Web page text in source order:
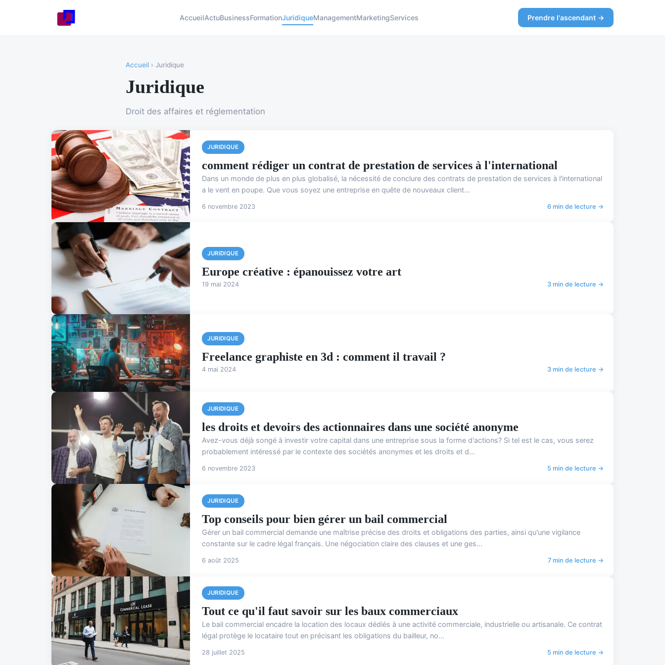
AccueilActuBusinessFormationJuridiqueManagementMarketingServices Prendre l'ascendant →
Accueil › Juridique
Juridique
Droit des affaires et réglementation
JURIDIQUE
comment rédiger un contrat de prestation de services à l'international
Dans un monde de plus en plus globalisé, la nécessité de conclure des contrats de prestation de services à l'international
a le vent en poupe. Que vous soyez une entreprise en quête de nouveaux client...
6 novembre 2023 6 min de lecture →
JURIDIQUE
Europe créative : épanouissez votre art
19 mai 2024 3 min de lecture →
JURIDIQUE
Freelance graphiste en 3d : comment il travail ?
4 mai 2024 3 min de lecture →
JURIDIQUE
les droits et devoirs des actionnaires dans une société anonyme
Avez-vous déjà songé à investir votre capital dans une entreprise sous la forme d'actions? Si tel est le cas, vous serez
probablement intéressé par le contexte des sociétés anonymes et les droits et d...
6 novembre 2023 5 min de lecture →
JURIDIQUE
Top conseils pour bien gérer un bail commercial
Gérer un bail commercial demande une maîtrise précise des droits et obligations des parties, ainsi qu'une vigilance
constante sur le cadre légal français. Une négociation claire des clauses et une ges...
6 août 2025 7 min de lecture →
JURIDIQUE
Tout ce qu'il faut savoir sur les baux commerciaux
Le bail commercial encadre la location des locaux dédiés à une activité commerciale, industrielle ou artisanale. Ce contrat
légal protège le locataire tout en précisant les obligations du bailleur, no...
28 juillet 2025 5 min de lecture →